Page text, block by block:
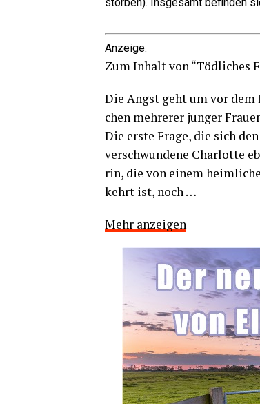
Anzei­ge:
Zum Inhalt von “Töd­li­ches
Die Angst geht um vor
chen meh­re­rer jun­ger
Die ers­te Fra­ge, die sich
ver­schwun­de­ne Char­lot­te
rin, die von einem
kehrt ist, noch…
Mehr anzei­gen